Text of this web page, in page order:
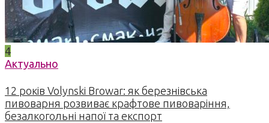
4
Актуально
12 років Volynski Browar: як березнівська
пивоварня розвиває крафтове пивоваріння,
безалкогольні напої та експорт